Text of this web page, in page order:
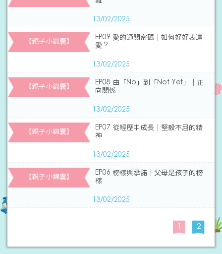
13/02/2025
【親子小錦囊】
EP09 愛的通關密碼｜如何好好表達
愛 ?
13/02/2025
【親子小錦囊】
EP08 由「No」到「Not Yet」｜正
向關係
13/02/2025
【親子小錦囊】
EP07 從經歷中成長｜堅毅不屈的精
神
13/02/2025
【親子小錦囊】
EP06 榜樣與承諾｜父母是孩子的榜
樣
13/02/2025
1 2